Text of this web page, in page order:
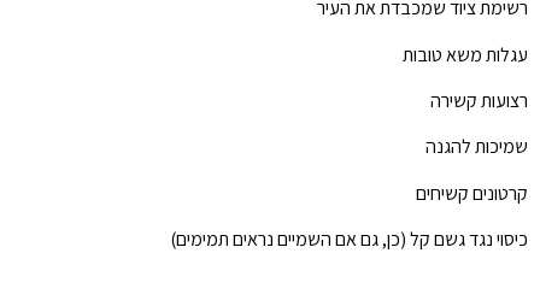
רשימת ציוד שמכבדת את העיר
עגלות משא טובות
רצועות קשירה
שמיכות להגנה
קרטונים קשיחים
כיסוי נגד גשם קל (כן, גם אם השמיים נראים תמימים)